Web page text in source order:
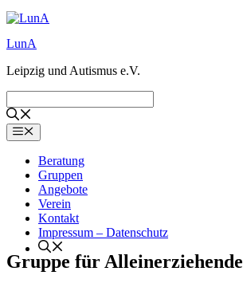
Zum
springen
LunA
Leipzig und Autismus e.V.
Menü
Beratung
Gruppen
Angebote
Verein
Kontakt
Impressum – Datenschutz
Gruppe für Alleinerziehende